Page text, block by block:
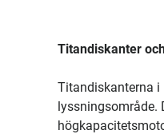
Titandiskanter
Titandiskanterna i
lyssningsområde.